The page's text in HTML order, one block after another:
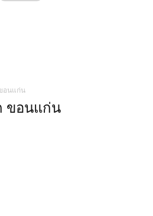
อนแก่น
ขอนแก่น